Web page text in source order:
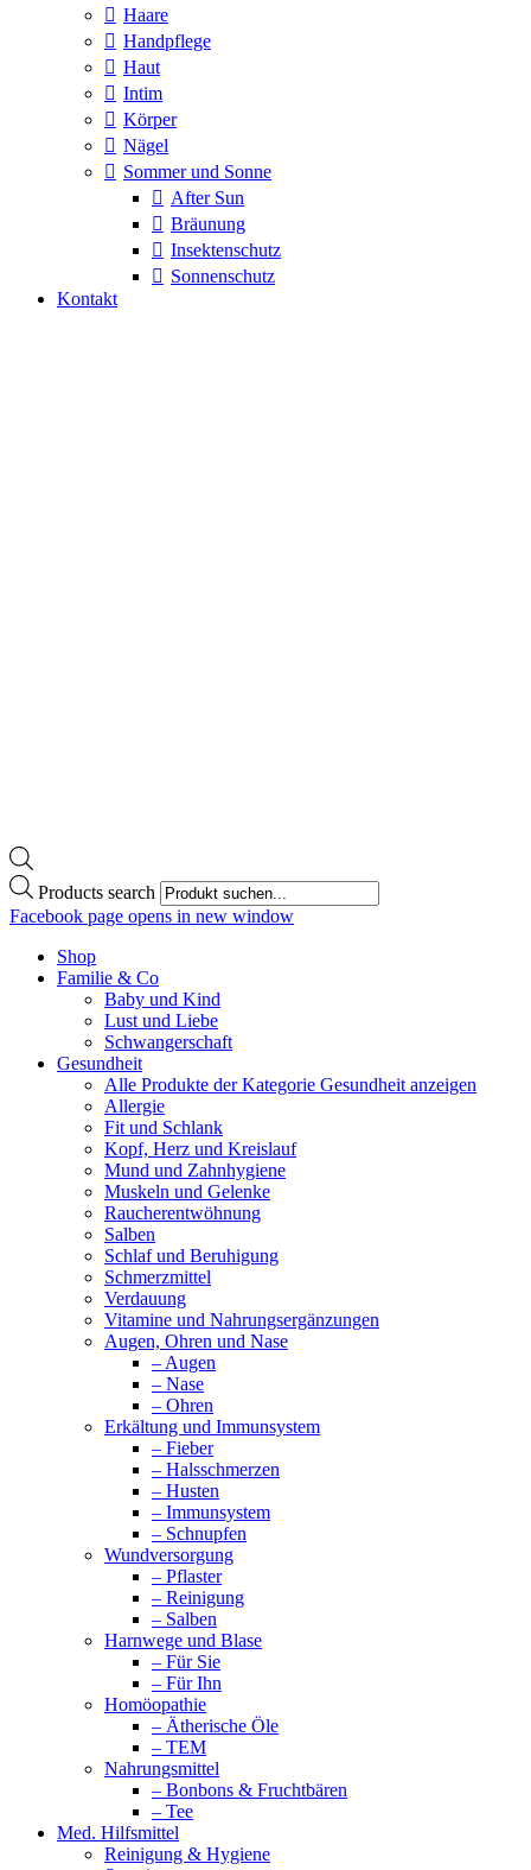
Haare
Handpflege
Haut
Intim
Körper
Nägel
Sommer und Sonne
After Sun
Bräunung
Insektenschutz
Sonnenschutz
Kontakt
Products search
Facebook page opens in new window
Shop
Familie & Co
Baby und Kind
Lust und Liebe
Schwangerschaft
Gesundheit
Alle Produkte der Kategorie Gesundheit anzeigen
Allergie
Fit und Schlank
Kopf, Herz und Kreislauf
Mund und Zahnhygiene
Muskeln und Gelenke
Raucherentwöhnung
Salben
Schlaf und Beruhigung
Schmerzmittel
Verdauung
Vitamine und Nahrungsergänzungen
Augen, Ohren und Nase
– Augen
– Nase
– Ohren
Erkältung und Immunsystem
– Fieber
– Halsschmerzen
– Husten
– Immunsystem
– Schnupfen
Wundversorgung
– Pflaster
– Reinigung
– Salben
Harnwege und Blase
– Für Sie
– Für Ihn
Homöopathie
– Ätherische Öle
– TEM
Nahrungsmittel
– Bonbons & Fruchtbären
– Tee
Med. Hilfsmittel
Reinigung & Hygiene